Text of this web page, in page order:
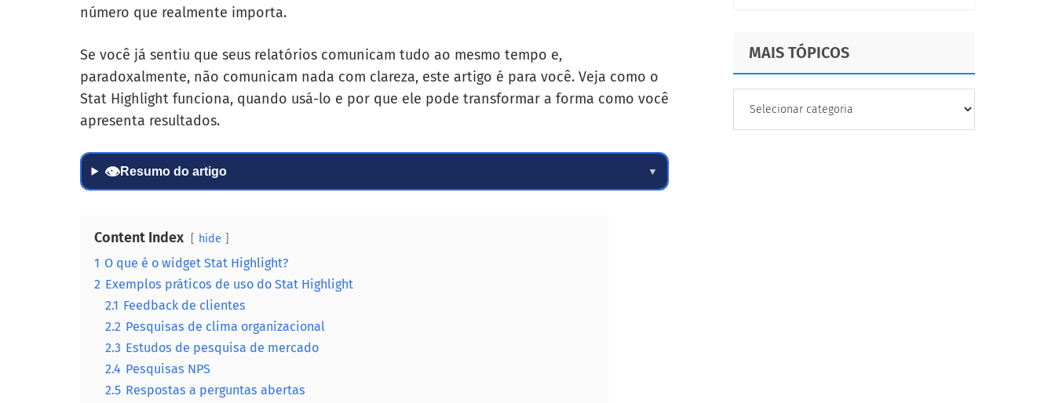
número que realmente importa.
Se você já sentiu que seus relatórios comunicam tudo ao mesmo tempo e,
paradoxalmente, não comunicam nada com clareza, este artigo é para você. Veja como o
Stat Highlight funciona, quando usá-lo e por que ele pode transformar a forma como você
apresenta resultados.
👁Resumo do artigo ▼
Content Index hide
1 O que é o widget Stat Highlight?
2 Exemplos práticos de uso do Stat Highlight
2.1 Feedback de clientes
2.2 Pesquisas de clima organizacional
2.3 Estudos de pesquisa de mercado
2.4 Pesquisas NPS
2.5 Respostas a perguntas abertas
MAIS TÓPICOS
TÓPICOS